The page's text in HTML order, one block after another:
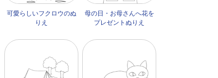
可愛らしいフクロウのぬ
りえ
母の日・お母さんへ花を
プレゼントぬりえ